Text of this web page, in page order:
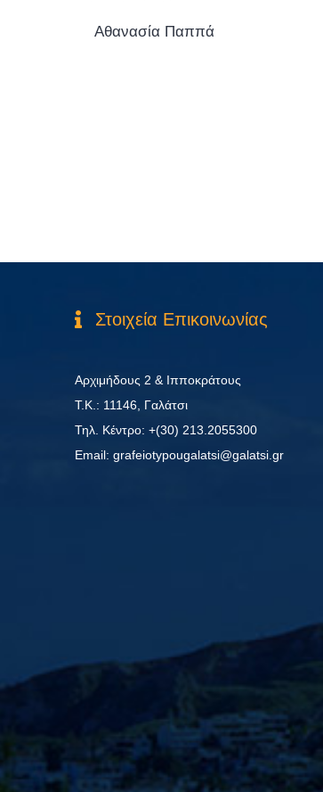
Αθανασία Παππά
Στοιχεία Επικοινωνίας
Αρχιμήδους 2 & Ιπποκράτους
Τ.Κ.: 11146, Γαλάτσι
Τηλ. Κέντρο: +(30) 213.2055300
Εmail: grafeiotypougalatsi@galatsi.gr